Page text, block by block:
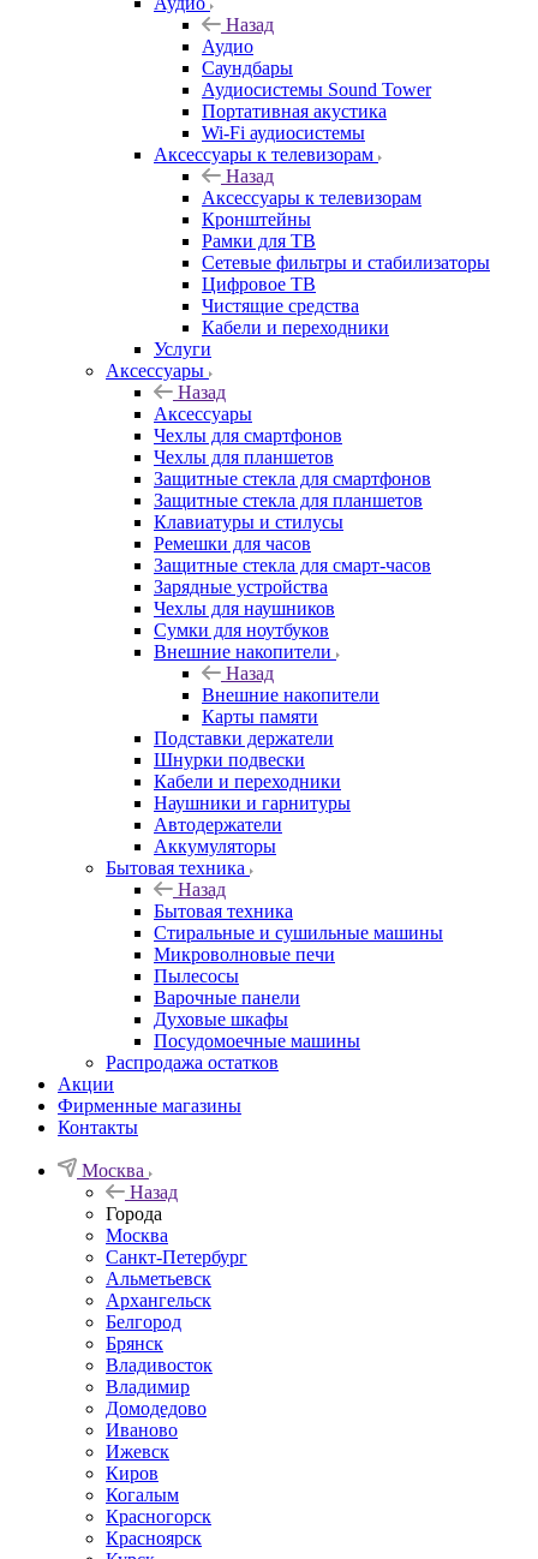
Назад
Аудио
Саундбары
Аудиосистемы Sound Tower
Портативная акустика
Wi-Fi аудиосистемы
Аксессуары к телевизорам
Назад
Аксессуары к телевизорам
Кронштейны
Рамки для ТВ
Сетевые фильтры и стабилизаторы
Цифровое ТВ
Чистящие средства
Кабели и переходники
Услуги
Аксессуары
Назад
Аксессуары
Чехлы для смартфонов
Чехлы для планшетов
Защитные стекла для смартфонов
Защитные стекла для планшетов
Клавиатуры и стилусы
Ремешки для часов
Защитные стекла для смарт-часов
Зарядные устройства
Чехлы для наушников
Сумки для ноутбуков
Внешние накопители
Назад
Внешние накопители
Карты памяти
Подставки держатели
Шнурки подвески
Кабели и переходники
Наушники и гарнитуры
Автодержатели
Аккумуляторы
Бытовая техника
Назад
Бытовая техника
Стиральные и сушильные машины
Микроволновые печи
Пылесосы
Варочные панели
Духовые шкафы
Посудомоечные машины
Распродажа остатков
Акции
Фирменные магазины
Контакты
Москва
Назад
Города
Москва
Санкт-Петербург
Альметьевск
Архангельск
Белгород
Брянск
Владивосток
Владимир
Домодедово
Иваново
Ижевск
Киров
Когалым
Красногорск
Красноярск